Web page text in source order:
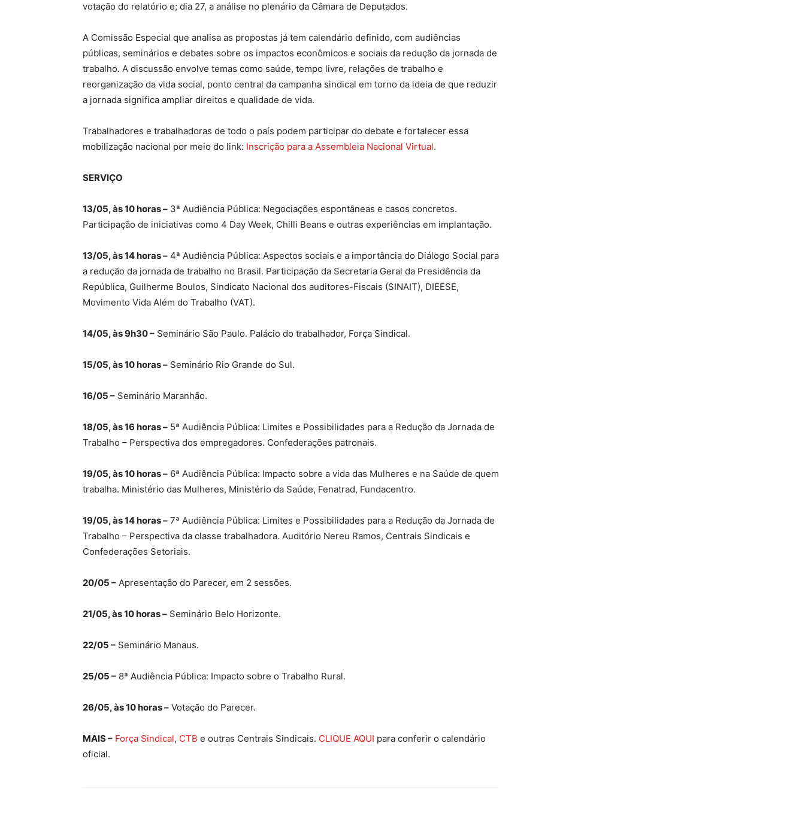
votação do relatório e; dia 27, a análise no plenário da Câmara de Deputados.
A Comissão Especial que analisa as propostas já tem calendário definido, com audiências
públicas, seminários e debates sobre os impactos econômicos e sociais da redução da jornada de
trabalho. A discussão envolve temas como saúde, tempo livre, relações de trabalho e
reorganização da vida social, ponto central da campanha sindical em torno da ideia de que reduzir
a jornada significa ampliar direitos e qualidade de vida.
Trabalhadores e trabalhadoras de todo o país podem participar do debate e fortalecer essa
mobilização nacional por meio do link: Inscrição para a Assembleia Nacional Virtual.
SERVIÇO
13/05, às 10 horas – 3ª Audiência Pública: Negociações espontâneas e casos concretos.
Participação de iniciativas como 4 Day Week, Chilli Beans e outras experiências em implantação.
13/05, às 14 horas – 4ª Audiência Pública: Aspectos sociais e a importância do Diálogo Social para
a redução da jornada de trabalho no Brasil. Participação da Secretaria Geral da Presidência da
República, Guilherme Boulos, Sindicato Nacional dos auditores-Fiscais (SINAIT), DIEESE,
Movimento Vida Além do Trabalho (VAT).
14/05, às 9h30 – Seminário São Paulo. Palácio do trabalhador, Força Sindical.
15/05, às 10 horas – Seminário Rio Grande do Sul.
16/05 – Seminário Maranhão.
18/05, às 16 horas – 5ª Audiência Pública: Limites e Possibilidades para a Redução da Jornada de
Trabalho – Perspectiva dos empregadores. Confederações patronais.
19/05, às 10 horas – 6ª Audiência Pública: Impacto sobre a vida das Mulheres e na Saúde de quem
trabalha. Ministério das Mulheres, Ministério da Saúde, Fenatrad, Fundacentro.
19/05, às 14 horas – 7ª Audiência Pública: Limites e Possibilidades para a Redução da Jornada de
Trabalho – Perspectiva da classe trabalhadora. Auditório Nereu Ramos, Centrais Sindicais e
Confederações Setoriais.
20/05 – Apresentação do Parecer, em 2 sessões.
21/05, às 10 horas – Seminário Belo Horizonte.
22/05 – Seminário Manaus.
25/05 – 8ª Audiência Pública: Impacto sobre o Trabalho Rural.
26/05, às 10 horas – Votação do Parecer.
MAIS – Força Sindical, CTB e outras Centrais Sindicais. CLIQUE AQUI para conferir o calendário
oficial.